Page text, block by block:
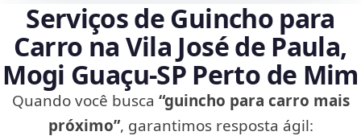
Serviços de Guincho para
Carro na Vila José de Paula,
Mogi Guaçu‑SP Perto de Mim
Quando você busca “guincho para carro mais
próximo”, garantimos resposta ágil: